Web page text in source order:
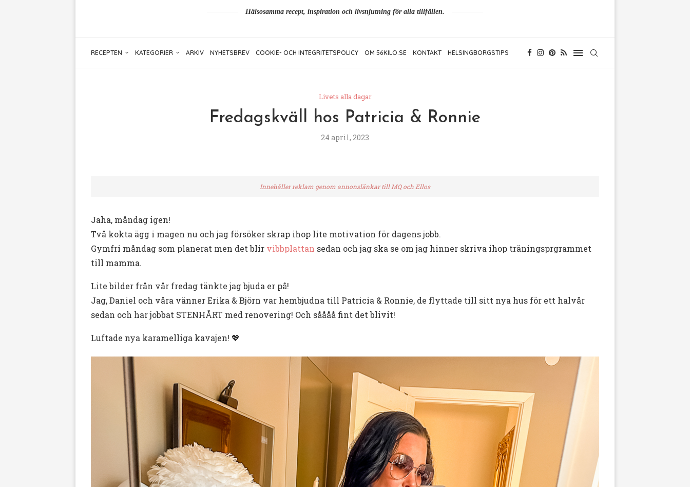
Hälsosamma recept, inspiration och livsnjutning för alla tillfällen.
RECEPTEN KATEGORIER ARKIV NYHETSBREV COOKIE- OCH INTEGRITETSPOLICY OM 56KILO.SE KONTAKT HELSINGBORGSTIPS
Livets alla dagar
Fredagskväll hos Patricia & Ronnie
24 april, 2023
Innehåller reklam genom annonslänkar till MQ och Ellos
Jaha, måndag igen!
Två kokta ägg i magen nu och jag försöker skrap ihop lite motivation för dagens jobb.
Gymfri måndag som planerat men det blir vibbplattan sedan och jag ska se om jag hinner skriva ihop träningsprgrammet
till mamma.
Lite bilder från vår fredag tänkte jag bjuda er på!
Jag, Daniel och våra vänner Erika & Björn var hembjudna till Patricia & Ronnie, de flyttade till sitt nya hus för ett halvår
sedan och har jobbat STENHÅRT med renovering! Och såååå fint det blivit!
Luftade nya karamelliga kavajen! 💖